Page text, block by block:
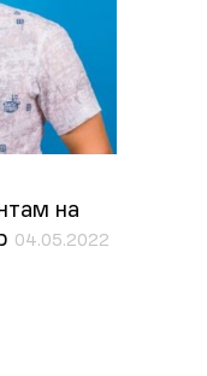
на
04.05.2022